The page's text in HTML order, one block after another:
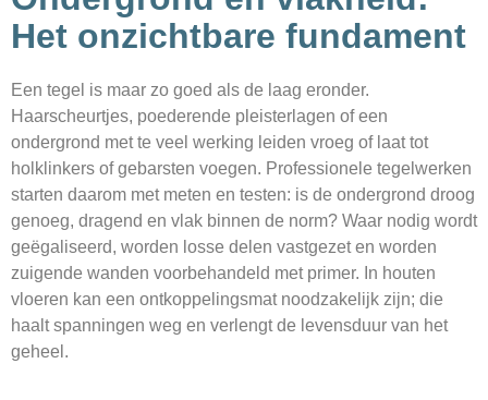
Het onzichtbare fundament
Een tegel is maar zo goed als de laag eronder.
Haarscheurtjes, poederende pleisterlagen of een
ondergrond met te veel werking leiden vroeg of laat tot
holklinkers of gebarsten voegen. Professionele tegelwerken
starten daarom met meten en testen: is de ondergrond droog
genoeg, dragend en vlak binnen de norm? Waar nodig wordt
geëgaliseerd, worden losse delen vastgezet en worden
zuigende wanden voorbehandeld met primer. In houten
vloeren kan een ontkoppelingsmat noodzakelijk zijn; die
haalt spanningen weg en verlengt de levensduur van het
geheel.